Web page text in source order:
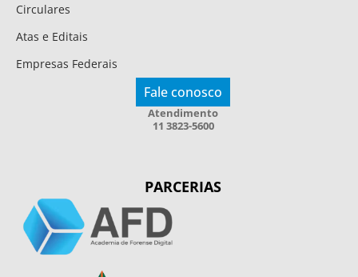
Circulares
Atas e Editais
Empresas Federais
Fale conosco
Atendimento
11 3823-5600
PARCERIAS